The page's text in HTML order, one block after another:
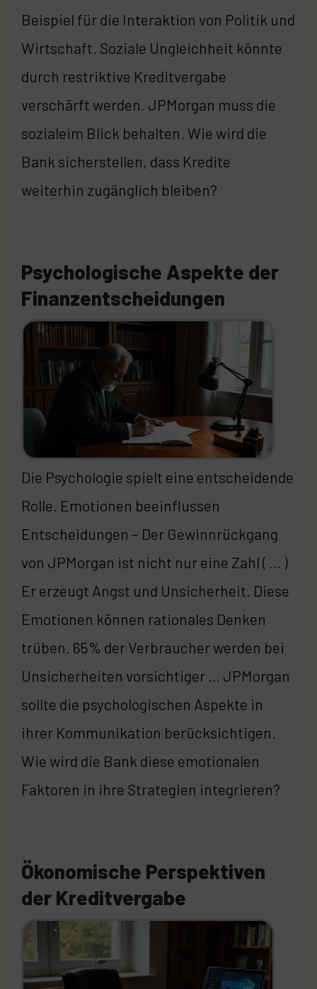
Beispiel für die Interaktion von Politik und
Wirtschaft. Soziale Ungleichheit könnte
durch restriktive Kreditvergabe
verschärft werden. JPMorgan muss die
sozialeim Blick behalten. Wie wird die
Bank sicherstellen, dass Kredite
weiterhin zugänglich bleiben?
Psychologische Aspekte der
Finanzentscheidungen
Die Psychologie spielt eine entscheidende
Rolle. Emotionen beeinflussen
Entscheidungen – Der Gewinnrückgang
von JPMorgan ist nicht nur eine Zahl ( … )
Er erzeugt Angst und Unsicherheit. Diese
Emotionen können rationales Denken
trüben. 65% der Verbraucher werden bei
Unsicherheiten vorsichtiger … JPMorgan
sollte die psychologischen Aspekte in
ihrer Kommunikation berücksichtigen.
Wie wird die Bank diese emotionalen
Faktoren in ihre Strategien integrieren?
Ökonomische Perspektiven
der Kreditvergabe